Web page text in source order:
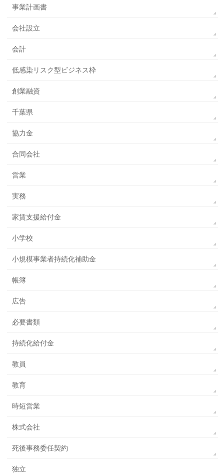
事業計画書
会社設立
会計
低感染リスク型ビジネス枠
創業融資
千葉県
協力金
合同会社
営業
実務
家賃支援給付金
小学校
小規模事業者持続化補助金
帳簿
広告
必要書類
持続化給付金
教員
教育
時短営業
株式会社
死後事務委任契約
独立